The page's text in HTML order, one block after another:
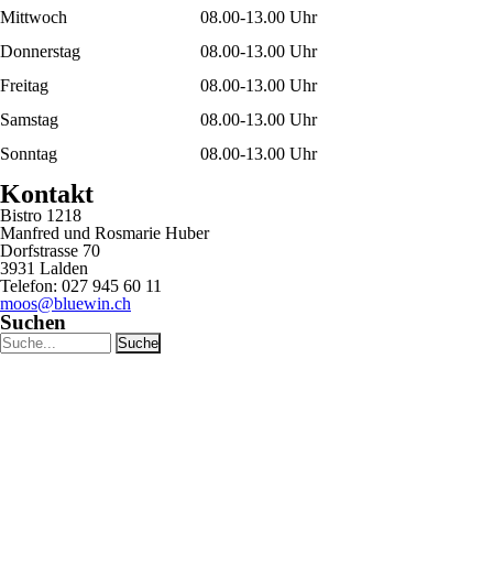
Mittwoch
08.00-13.00 Uhr
Donnerstag
08.00-13.00 Uhr
Freitag
08.00-13.00 Uhr
Samstag
08.00-13.00 Uhr
Sonntag
08.00-13.00 Uhr
Kontakt
Bistro 1218
Manfred und Rosmarie Huber
Dorfstrasse 70
3931 Lalden
Telefon: 027 945 60 11
moos@bluewin.ch
Suchen
Suchwort